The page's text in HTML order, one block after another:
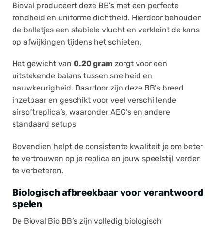
Bioval produceert deze BB’s met een perfecte
rondheid en uniforme dichtheid. Hierdoor behouden
de balletjes een stabiele vlucht en verkleint de kans
op afwijkingen tijdens het schieten.
Het gewicht van 0.20 gram zorgt voor een
uitstekende balans tussen snelheid en
nauwkeurigheid. Daardoor zijn deze BB’s breed
inzetbaar en geschikt voor veel verschillende
airsoftreplica’s, waaronder AEG’s en andere
standaard setups.
Bovendien helpt de consistente kwaliteit je om beter
te vertrouwen op je replica en jouw speelstijl verder
te verbeteren.
Biologisch afbreekbaar voor verantwoord
spelen
De Bioval Bio BB’s zijn volledig biologisch